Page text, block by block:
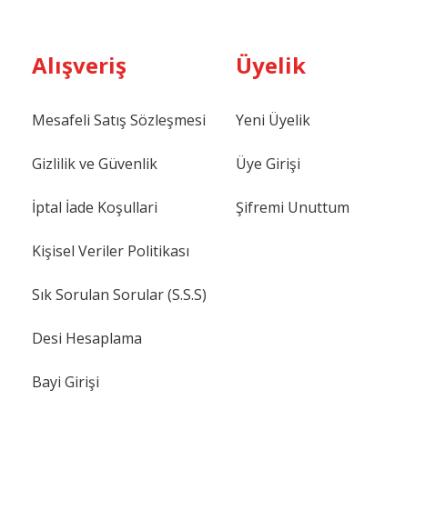
Alışveriş
Mesafeli Satış Sözleşmesi
Gizlilik ve Güvenlik
İptal İade Koşullari
Kişisel Veriler Politikası
Sık Sorulan Sorular (S.S.S)
Desi Hesaplama
Bayi Girişi
Üyelik
Yeni Üyelik
Üye Girişi
Şifremi Unuttum